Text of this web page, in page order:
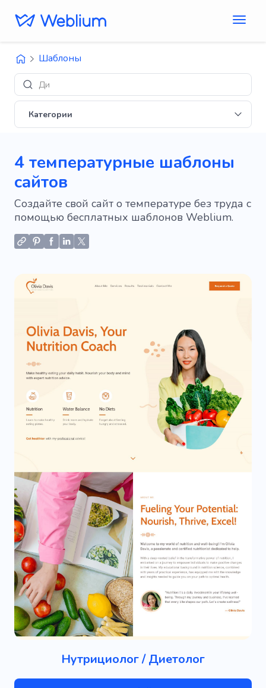
Шаблоны
Дизайны 'E
Категории
4 температурные шаблоны
сайтов
Создайте свой сайт о температуре без труда с
помощью бесплатных шаблонов Weblium.
Нутрициолог / Диетолог